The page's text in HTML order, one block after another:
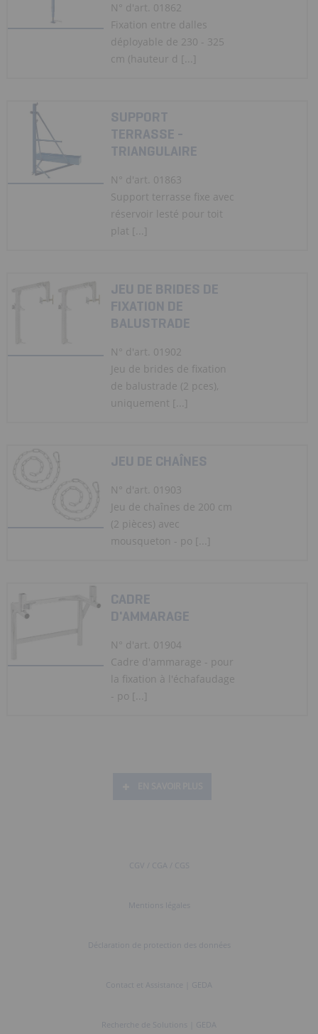
N° d'art. 01862
Fixation entre dalles
déployable de 230 - 325
cm (hauteur d [...]
SUPPORT
TERRASSE -
TRIANGULAIRE
N° d'art. 01863
Support terrasse fixe avec
réservoir lesté pour toit
plat [...]
JEU DE BRIDES DE
FIXATION DE
BALUSTRADE
N° d'art. 01902
Jeu de brides de fixation
de balustrade (2 pces),
uniquement [...]
JEU DE CHAÎNES
N° d'art. 01903
Jeu de chaînes de 200 cm
(2 pièces) avec
mousqueton - po [...]
CADRE
D'AMMARAGE
N° d'art. 01904
Cadre d'ammarage - pour
la fixation à l'échafaudage
- po [...]
CGV / CGA / CGS
Mentions légales
Déclaration de protection des données
Contact et Assistance | GEDA
Recherche de Solutions | GEDA